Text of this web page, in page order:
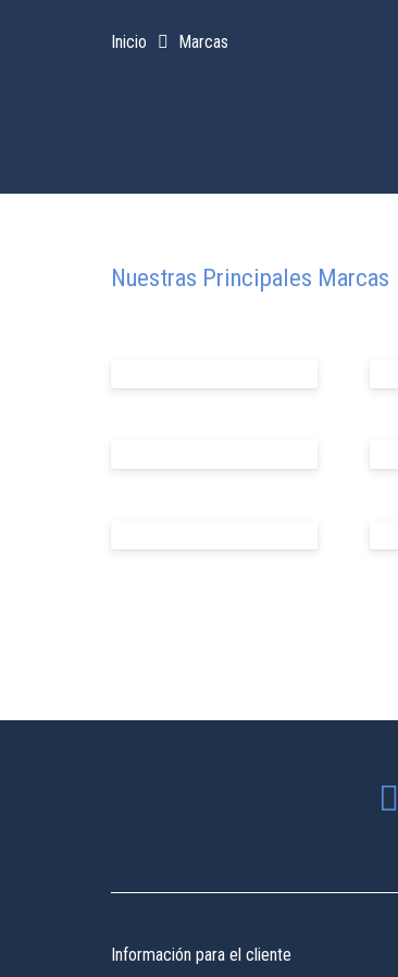
Inicio Marcas
Nuestras Principales Marcas
Información para el cliente